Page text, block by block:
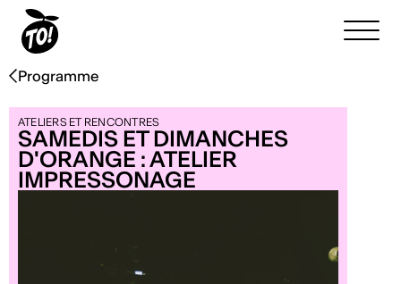
Programme
ATELIERS ET RENCONTRES
SAMEDIS ET DIMANCHES
D'ORANGE : ATELIER
IMPRESSONAGE